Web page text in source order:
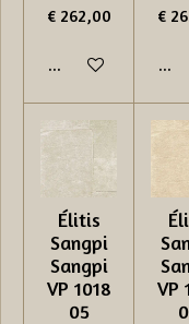
€ 262,00
In winkelwagen
€
In
Élitis
Sangpi
Sangpi
VP 1018
05
VP